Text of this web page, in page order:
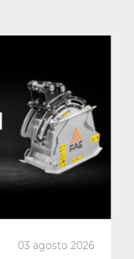
03 agosto 2026